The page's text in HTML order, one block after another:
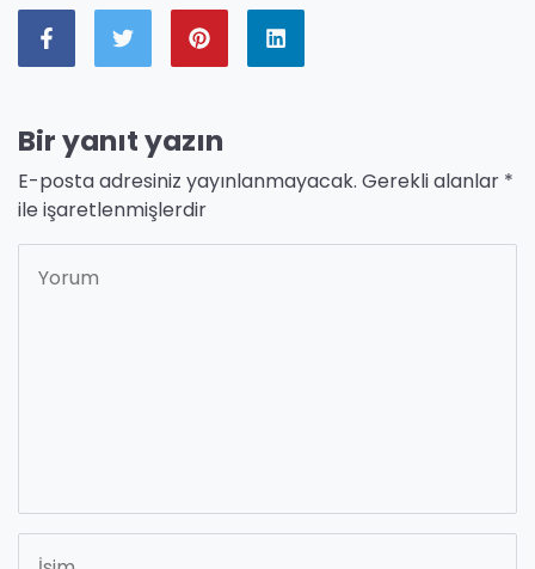
Bir yanıt yazın
E-posta adresiniz yayınlanmayacak. Gerekli alanlar *
ile işaretlenmişlerdir